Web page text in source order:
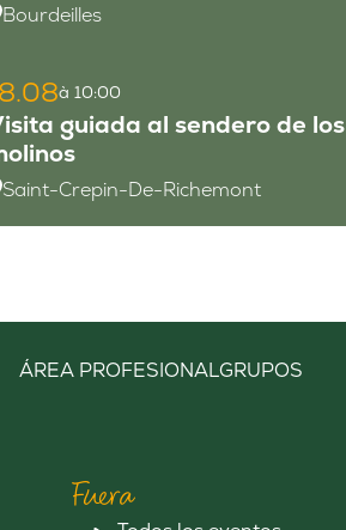
Bourdeilles
à 10:00
guiada al sendero de los
Saint-Crepin-De-Richemont
ÁREA PROFESIONALGRUPOS
Fuera